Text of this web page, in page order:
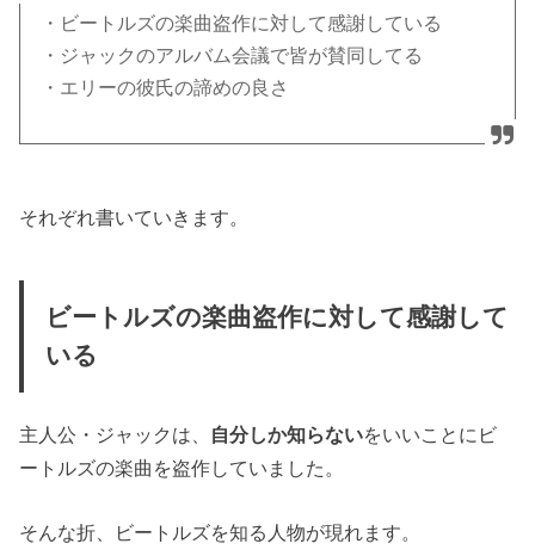
・ビートルズの楽曲盗作に対して感謝している
・ジャックのアルバム会議で皆が賛同してる
・エリーの彼氏の諦めの良さ
それぞれ書いていきます。
ビートルズの楽曲盗作に対して感謝して
いる
主人公・ジャックは、 自分しか知らないをいいことにビ
ートルズの楽曲を盗作していました。
そんな折、ビートルズを知る人物が現れます。